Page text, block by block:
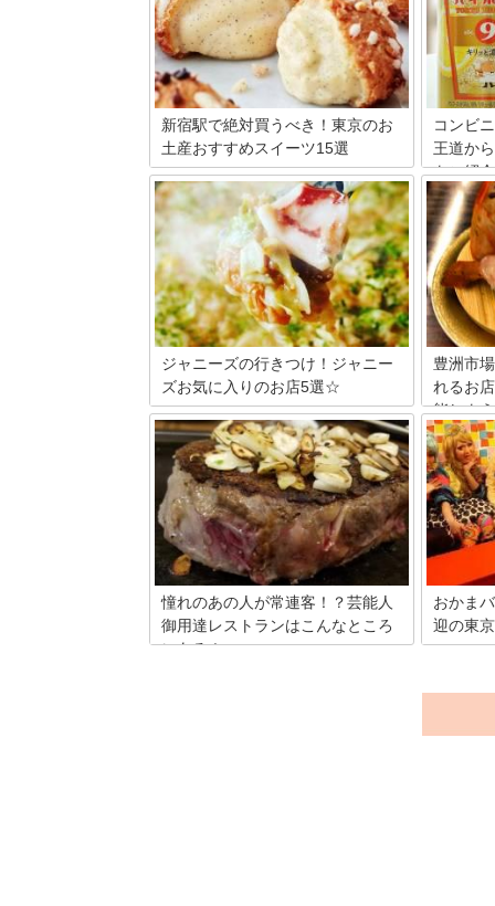
新宿駅で絶対買うべき！東京のお
土産おすすめスイーツ15選
新宿駅といえば日本一利用者の多い駅で
す。当然そんな駅の中に、お土産屋さん
は数知れず。その中でも駅周辺で買うこ
とができる特におすすめなお土産屋さん
を15店舗ご紹介します。東京土産の参考
にしていただければと思います。
コンビ
王道か
をご紹介
便利なコ
ウイスキ
類のお酒
ップが豊
のお気に
コンビニ
ニで販売
めの商品
いきます
ジャニーズの行きつけ！ジャニー
ズお気に入りのお店5選☆
今をときめくアイドルたちが通う、お気
に入りのお店って気になりませんか？も
ちろん味も美味しい名店ぞろい。今回は
ジャニーズメンバーの通う行きつけ店を
厳選して5店紹介します。運が良ければ
好きなアイドルに会えるかも！？
豊洲市
れるお
能しよう
東京の台
2018年10
時代と同
目を集め
な食材は
でも食べ
しなんで
をぜひ楽
憧れのあの人が常連客！？芸能人
御用達レストランはこんなところ
にある！
おかま
迎の東
です。近
ます。今